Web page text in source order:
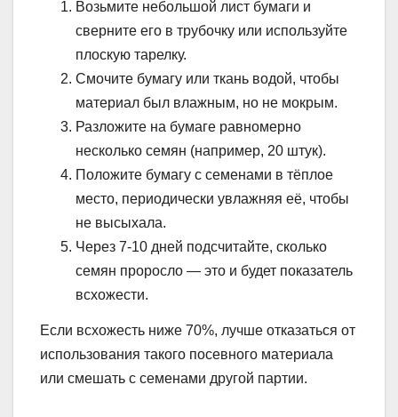
Возьмите небольшой лист бумаги и
сверните его в трубочку или используйте
плоскую тарелку.
Смочите бумагу или ткань водой, чтобы
материал был влажным, но не мокрым.
Разложите на бумаге равномерно
несколько семян (например, 20 штук).
Положите бумагу с семенами в тёплое
место, периодически увлажняя её, чтобы
не высыхала.
Через 7-10 дней подсчитайте, сколько
семян проросло — это и будет показатель
всхожести.
Если всхожесть ниже 70%, лучше отказаться от
использования такого посевного материала
или смешать с семенами другой партии.